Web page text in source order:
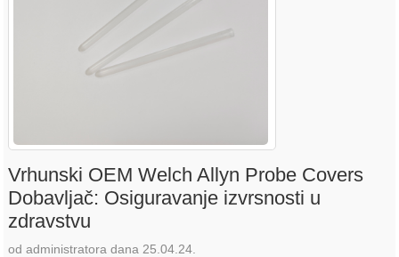
Vrhunski OEM Welch Allyn Probe Covers
Dobavljač: Osiguravanje izvrsnosti u
zdravstvu
od administratora dana 25.04.24.